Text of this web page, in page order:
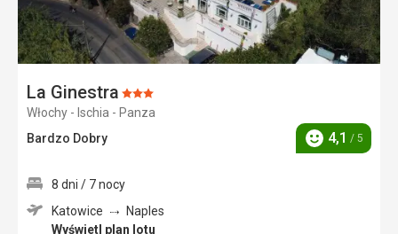
La Ginestra Ocena:
3/5
Włochy - Ischia - Panza
Bardzo Dobry
Ocena
4,1 / 5
8 dni / 7 nocy
Katowice
Naples
Wyświetl plan lotu